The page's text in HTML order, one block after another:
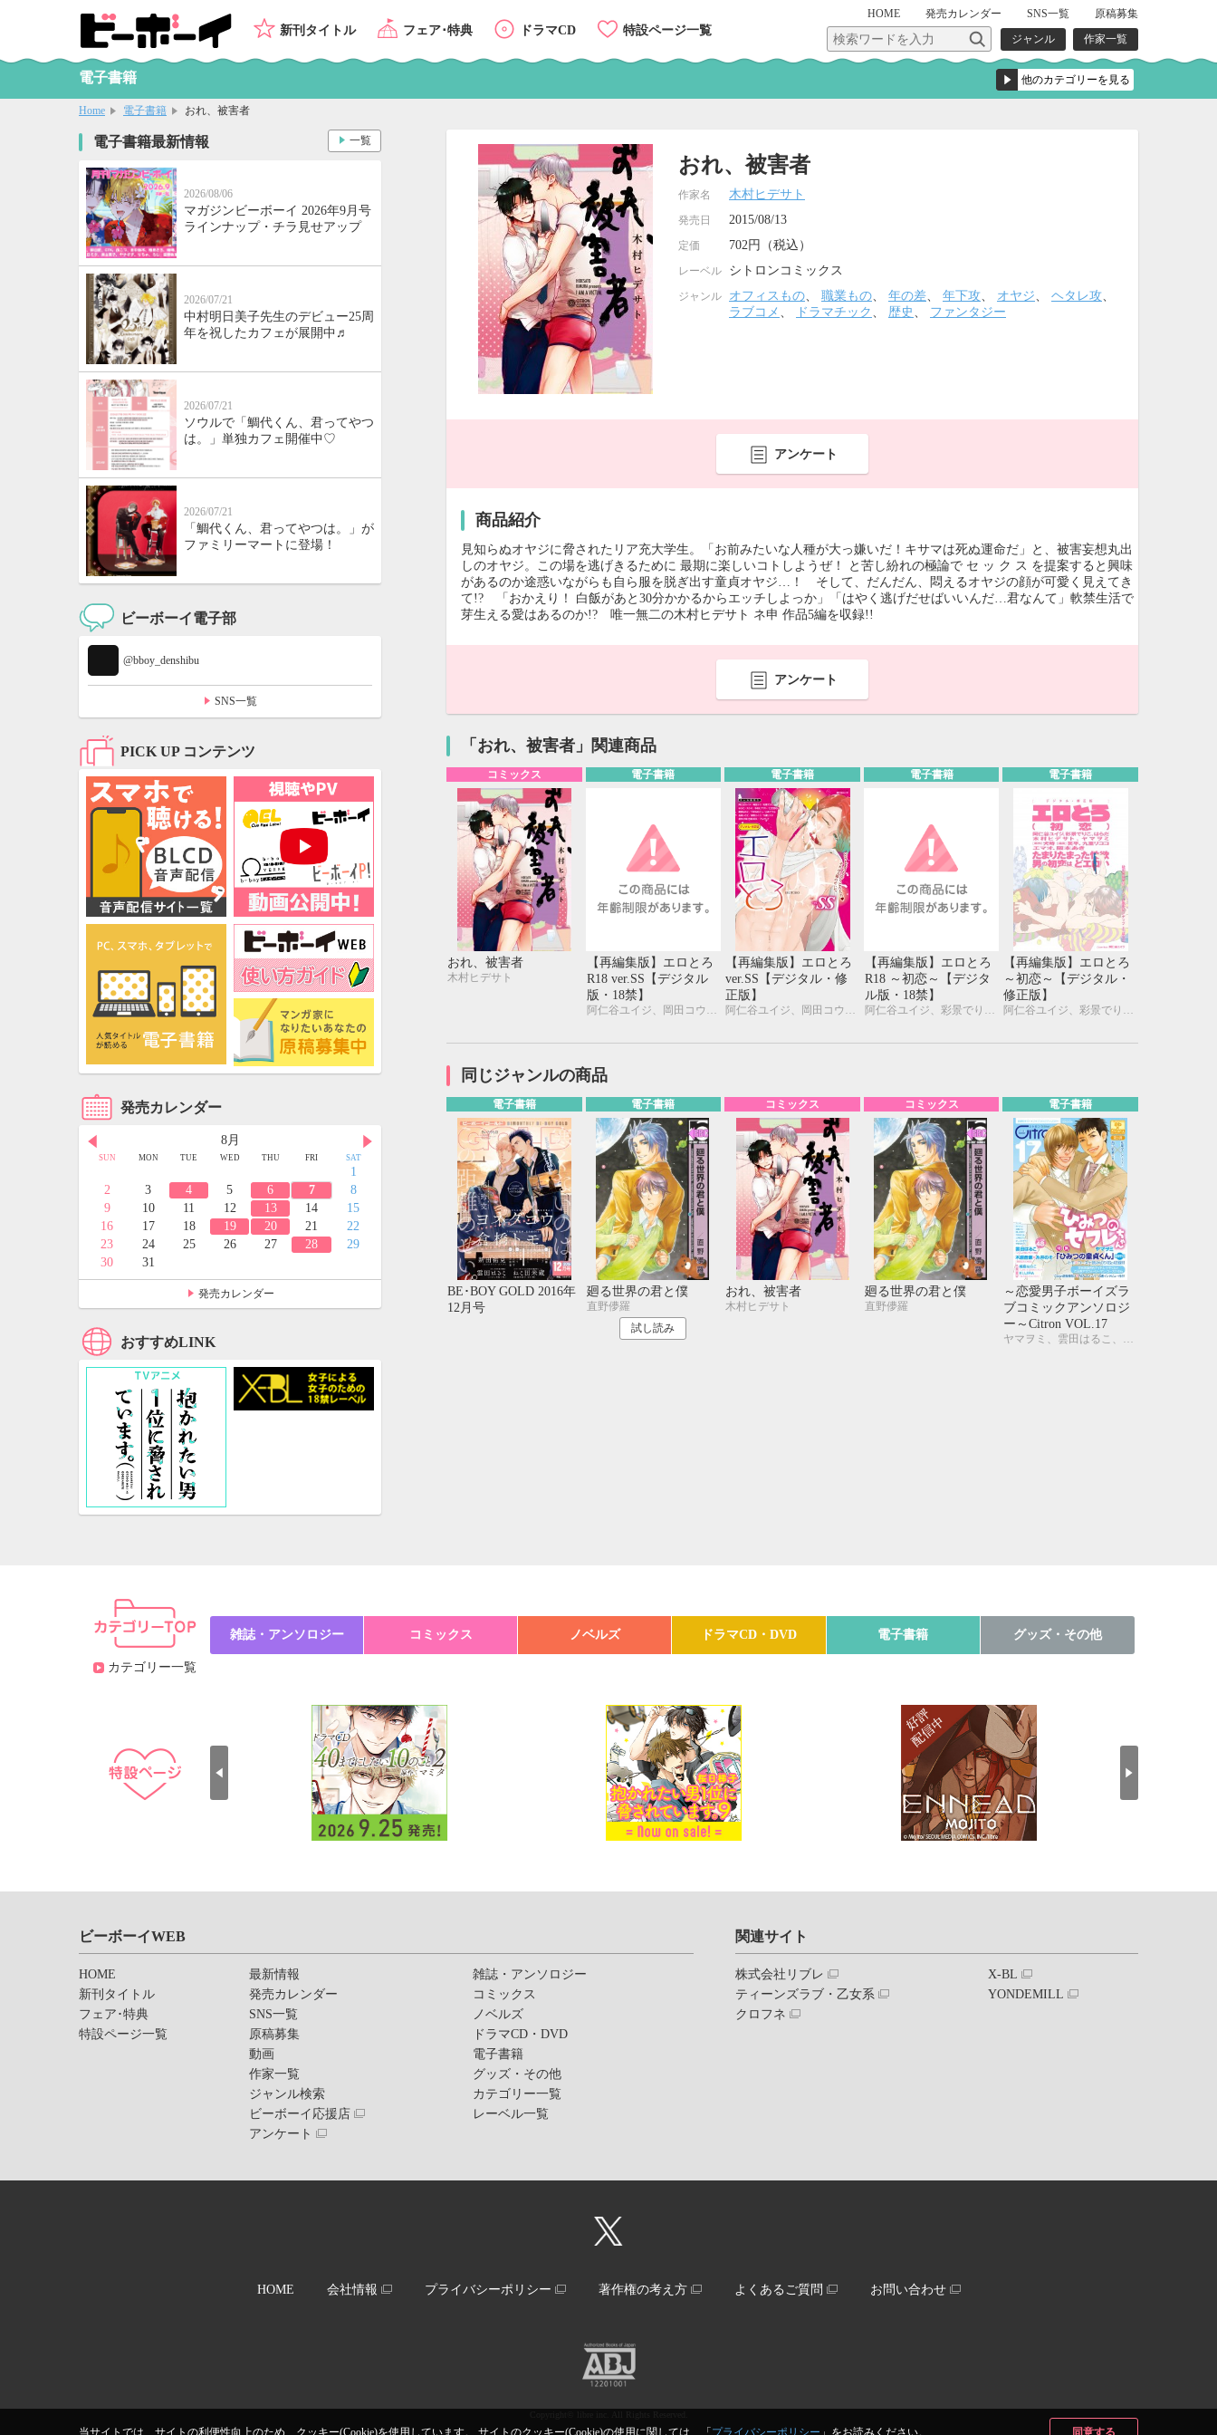
当サイトでは、サイトの利便性向上のため、クッキー(Cookie)を使用しています。 サイトのクッキー(Cookie)の使用に関しては、「 プライバシーポリシー 」をお読みください。 同意する
HOME 発売カレンダー SNS一覧
原稿募集
ジャンル
作家一覧
新刊タイトル フェア･特典 ドラマCD 特設ページ一覧
電子書籍
Home 電子書籍 おれ、被害者
おれ、被害者
作家名 木村ヒデサト
発売日 2015/08/13
定価 702円（税込）
レーベル シトロンコミックス
ジャンル オフィスもの、 職業もの、 年の差、 年下攻、 オヤジ、 ヘタレ攻、
ラブコメ 、 ドラマチック 、 歴史 、 ファンタジー
アンケート
商品紹介
見知らぬオヤジに脅されたリア充大学生。「お前みたいな人種が大っ嫌いだ！キサマは死ぬ運命だ」と、被害妄想丸出
しのオヤジ。この場を逃げきるために 最期に楽しいコトしようぜ！ と苦し紛れの極論で セ ッ ク ス を提案すると興味
があるのか途惑いながらも自ら服を脱ぎ出す童貞オヤジ…！ そして、だんだん、悶えるオヤジの顔が可愛く見えてき
て!? 「おかえり！ 白飯があと30分かかるからエッチしよっか」「はやく逃げだせばいいんだ…君なんて」軟禁生活で
芽生える愛はあるのか!? 唯一無二の木村ヒデサト ネ申 作品5編を収録!!
アンケート
「おれ、被害者」関連商品
コミックス
おれ、被害者
木村ヒデサト
電子書籍
【再編集版】エロとろ
R18 ver.SS【デジタル
版・18禁】
電子書籍
【再編集版】エロとろ
ver.SS【デジタル・修
正版】
電子書籍
【再編集版】エロとろ
R18 ～初恋～【デジタ
ル版・18禁】
電子書籍
【再編集版】エロとろ
～初恋～【デジタル・
修正版】
同じジャンルの商品
電子書籍
BE･BOY GOLD 2016年
12月号
電子書籍
廻る世界の君と僕
直野儚羅
試し読み
コミックス
おれ、被害者
木村ヒデサト
コミックス
廻る世界の君と僕
直野儚羅
電子書籍
～恋愛男子ボーイズラ
ブコミックアンソロジ
ー～Citron VOL.17
ヤマヲミ、雲田はるこ、木原音瀬、糸井のぞ、KUJIRA、峰島なわこ、カシオ、市川けい、吹屋フロ、桃山なおこ、今井ゆうみ、三角社ぴえ、よしづかまやこ、やまねむさし
電子書籍最新情報
2026/08/06
マガジンビーボーイ 2026年9月号
ラインナップ・チラ見せアップ
2026/07/21
中村明日美子先生のデビュー25周
年を祝したカフェが展開中♬
2026/07/21
ソウルで「鯛代くん、君ってやつ
は。」単独カフェ開催中♡
2026/07/21
「鯛代くん、君ってやつは。」が
ファミリーマートに登場！
一覧
ビーボーイ電子部
@bboy_denshibu
SNS一覧
PICK UP コンテンツ
発売カレンダー
8月
SUN MON TUE WED THU FRI SAT
1
2
3 4 5 6 7
8
9
10 11 12 13 14
15
16
17 18 19 20 21
22
23
24 25 26 27 28
29
30
31
9月
TUE WED THU FRI SAT
1 2 4
5
8 9 10 11
12
15 16 17 18
19
22 23 24 25
26
29 30
10月
SUN MON TUE WED THU FRI
1 2
5 6 7 8 9
10
12 13 14 15 16
17
19 20 21 22 23
24
26 27 28 29 30 31
発売カレンダー
おすすめLINK
カテゴリー一覧
雑誌・アンソロジー コミックス ノベルズ ドラマCD・DVD 電子書籍 グッズ・その他
ビーボーイWEB
HOME
新刊タイトル
フェア･特典
特設ページ一覧
最新情報
発売カレンダー
SNS一覧
原稿募集
動画
作家一覧
ジャンル検索
ビーボーイ応援店
アンケート
雑誌・アンソロジー
コミックス
ノベルズ
ドラマCD・DVD
電子書籍
グッズ・その他
カテゴリー一覧
レーベル一覧
関連サイト
株式会社リブレ
ティーンズラブ・乙女系
クロフネ
X-BL
YONDEMILL
HOME 会社情報 プライバシーポリシー 著作権の考え方 よくあるご質問 お問い合わせ